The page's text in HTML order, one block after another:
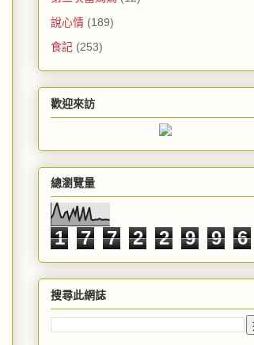
說心情 (189)
食記 (253)
歡迎來訪
總瀏覽量
1 7 7 2 2 9 9 6
搜尋此網誌